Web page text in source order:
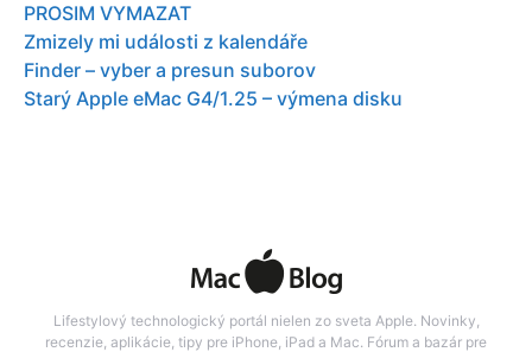
PROSIM VYMAZAT
Zmizely mi události z kalendáře
Finder – vyber a presun suborov
Starý Apple eMac G4/1.25 – výmena disku
Lifestylový technologický portál nielen zo sveta Apple. Novinky,
recenzie, aplikácie, tipy pre iPhone, iPad a Mac. Fórum a bazár pre